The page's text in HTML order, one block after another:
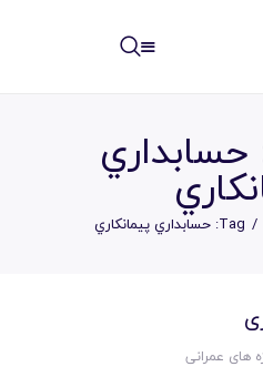
Tag: حسابداري پيمانکاري
آموزش
های عمرانی